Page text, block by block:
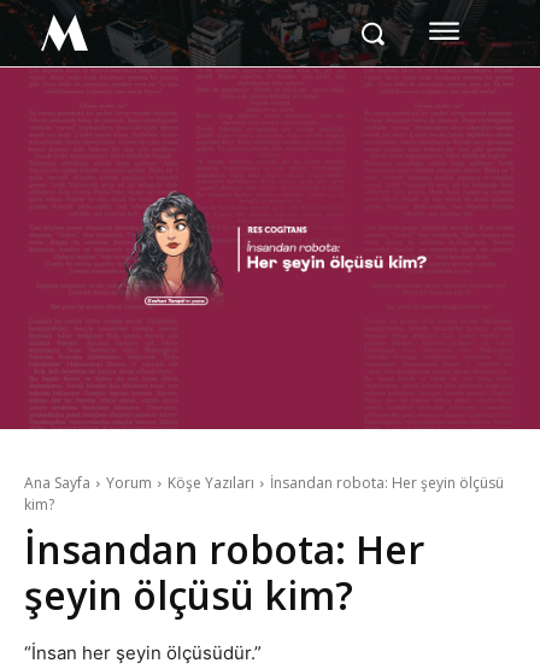
M
Ana Sayfa Yorum Köşe Yazıları
İnsandan robota: Her şeyin ölçüsü
kim?
İnsandan robota: Her
şeyin ölçüsü kim?
“İnsan her şeyin ölçüsüdür.”